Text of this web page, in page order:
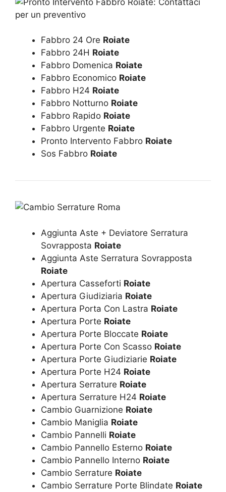
Fabbro 24 Ore Roiate
Fabbro 24H Roiate
Fabbro Domenica Roiate
Fabbro Economico Roiate
Fabbro H24 Roiate
Fabbro Notturno Roiate
Fabbro Rapido Roiate
Fabbro Urgente Roiate
Pronto Intervento Fabbro Roiate
Sos Fabbro Roiate
Aggiunta Aste + Deviatore Serratura
Sovrapposta Roiate
Aggiunta Aste Serratura Sovrapposta
Roiate
Apertura Casseforti Roiate
Apertura Giudiziaria Roiate
Apertura Porta Con Lastra Roiate
Apertura Porte Roiate
Apertura Porte Bloccate Roiate
Apertura Porte Con Scasso Roiate
Apertura Porte Giudiziarie Roiate
Apertura Porte H24 Roiate
Apertura Serrature Roiate
Apertura Serrature H24 Roiate
Cambio Guarnizione Roiate
Cambio Maniglia Roiate
Cambio Pannelli Roiate
Cambio Pannello Esterno Roiate
Cambio Pannello Interno Roiate
Cambio Serrature Roiate
Cambio Serrature Porte Blindate Roiate